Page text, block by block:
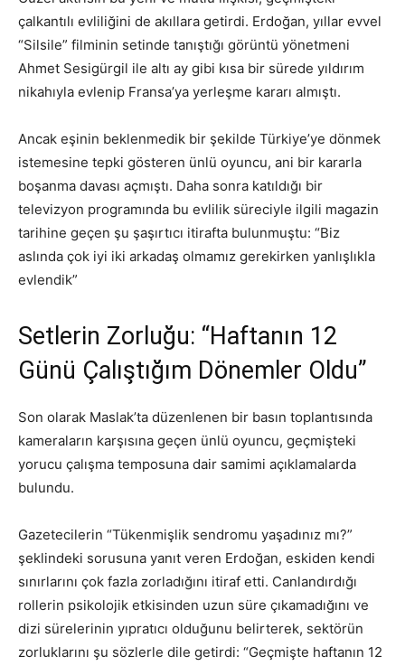
çalkantılı evliliğini de akıllara getirdi. Erdoğan, yıllar evvel
“Silsile” filminin setinde tanıştığı görüntü yönetmeni
Ahmet Sesigürgil ile altı ay gibi kısa bir sürede yıldırım
nikahıyla evlenip Fransa’ya yerleşme kararı almıştı.
Ancak eşinin beklenmedik bir şekilde Türkiye’ye dönmek
istemesine tepki gösteren ünlü oyuncu, ani bir kararla
boşanma davası açmıştı. Daha sonra katıldığı bir
televizyon programında bu evlilik süreciyle ilgili magazin
tarihine geçen şu şaşırtıcı itirafta bulunmuştu: “Biz
aslında çok iyi iki arkadaş olmamız gerekirken yanlışlıkla
evlendik”
Setlerin Zorluğu: “Haftanın 12
Günü Çalıştığım Dönemler Oldu”
Son olarak Maslak’ta düzenlenen bir basın toplantısında
kameraların karşısına geçen ünlü oyuncu, geçmişteki
yorucu çalışma temposuna dair samimi açıklamalarda
bulundu.
Gazetecilerin “Tükenmişlik sendromu yaşadınız mı?”
şeklindeki sorusuna yanıt veren Erdoğan, eskiden kendi
sınırlarını çok fazla zorladığını itiraf etti. Canlandırdığı
rollerin psikolojik etkisinden uzun süre çıkamadığını ve
dizi sürelerinin yıpratıcı olduğunu belirterek, sektörün
zorluklarını şu sözlerle dile getirdi: “Geçmişte haftanın 12